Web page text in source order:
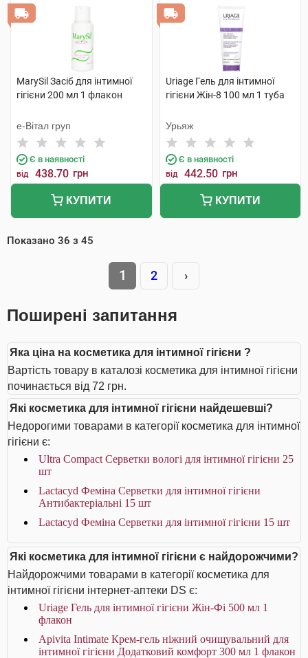
MarySil Засіб для інтимної
гігієни 200 мл 1 флакон
е-Вітал груп
Є в наявності
від 438.70 грн
КУПИТИ
Uriage Гель для інтимної
гігієни Жін-8 100 мл 1 туба
Урьяж
Є в наявності
від 442.50 грн
КУПИТИ
Показано 36 з 45
1 2 ›
Поширені запитання
Яка ціна на косметика для інтимної гігієни ?
Вартість товару в каталозі косметика для інтимної гігієни
починається від 72 грн.
Які косметика для інтимної гігієни найдешевші?
Недорогими товарами в категорії косметика для інтимної
гігієни є:
Ultra Compact Серветки вологі для інтимної гігієни 25
шт
Lactacyd Феміна Серветки для інтимної гігієни
Антибактеріальні 15 шт
Lactacyd Феміна Серветки для інтимної гігієни 15 шт
Які косметика для інтимної гігієни є найдорожчими?
Найдорожчими товарами в категорії косметика для
інтимної гігієни інтернет-аптеки DS є:
Uriage Гель для інтимної гігієни Жін-Фі 500 мл 1
флакон
Apivita Intimate Крем-гель ніжний очищувальний для
інтимної гігієни Додатковий комфорт 300 мл 1 флакон